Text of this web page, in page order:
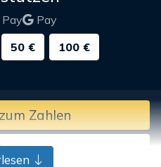
Pay
Pay
50 € 100 €
Zahlen